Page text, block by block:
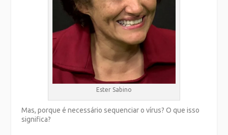
Ester Sabino
Mas, porque é necessário sequenciar o vírus? O que isso
significa?